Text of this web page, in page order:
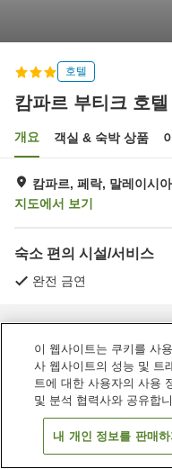
호텔
캄파르 부티크 호텔
개요 객실 & 숙박 상품
캄파르, 페락, 말레이시아
지도에서 보기
숙소 편의 시설/서비스
완전 금연
홈 말레이시아 페락
이 웹사이트는 쿠키를 사
사 웹사이트의 성능 및 트
트에 대한 사용자의 사용
및 분석 협력사와 공유합
내 개인 정보를 판매